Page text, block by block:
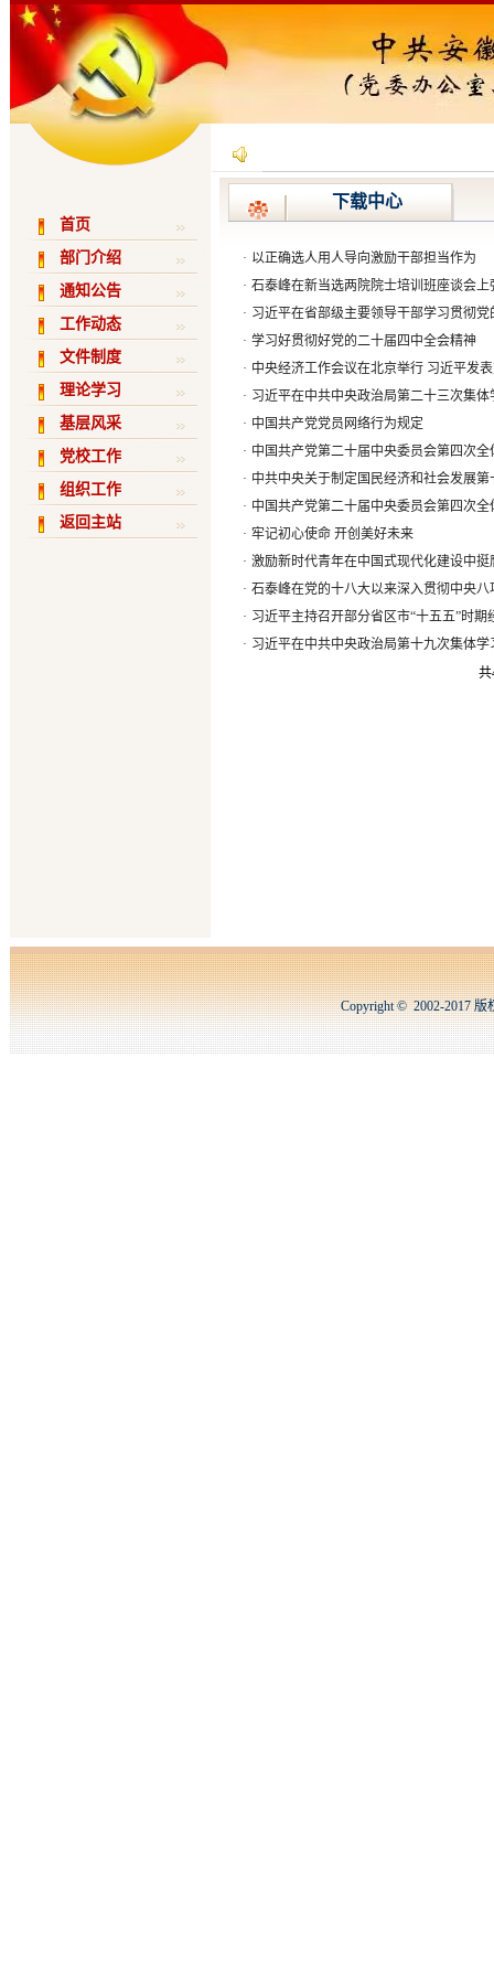
首页
部门介绍
通知公告
工作动态
文件制度
理论学习
基层风采
党校工作
组织工作
返回主站
下载中心
· 以正确选人用人导向激励干部担当作为
· 石泰峰在新当选两院院士培训班座谈会
· 习近平在省部级主要领导干部学习贯彻
· 学习好贯彻好党的二十届四中全会精神
· 中央经济工作会议在北京举行 习近平发
· 习近平在中共中央政治局第二十三次集
· 中国共产党党员网络行为规定
· 中国共产党第二十届中央委员会第四次全
· 中共中央关于制定国民经济和社会发展
· 中国共产党第二十届中央委员会第四次全
· 牢记初心使命 开创美好未来
· 激励新时代青年在中国式现代化建设中挺
· 石泰峰在党的十八大以来深入贯彻中央
· 习近平主持召开部分省区市“十五五”时
· 习近平在中共中央政治局第十九次集体
Copyright © 2002-2017